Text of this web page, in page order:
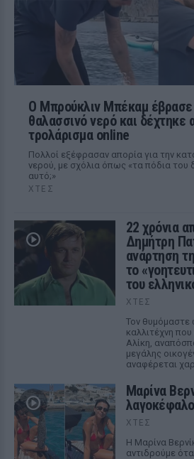
Ο Μπρούκλιν Μπέκαμ έβρασε
θαλασσινό νερό και δέχτηκε
τρολάρισμα online
Πολλοί εξέφρασαν απορία για την
νερού, με σχόλια όπως «τα πόδια του
αυτό;»
ΧΤΕΣ
22 χρόνια
Δημήτρη
ανάρτηση
το
του
ΧΤΕΣ
Τον θυμόμαστε
καλλιτέχνη
Αλίκη,
μεγάλης
αναφέρεται
Μαρίνα
ΧΤΕΣ
Η Μαρίνα
αντιδρούμε